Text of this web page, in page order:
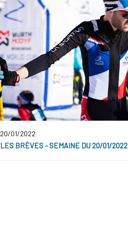
20/01/2022
LES BRÈVES - SEMAINE DU 20/01/2022